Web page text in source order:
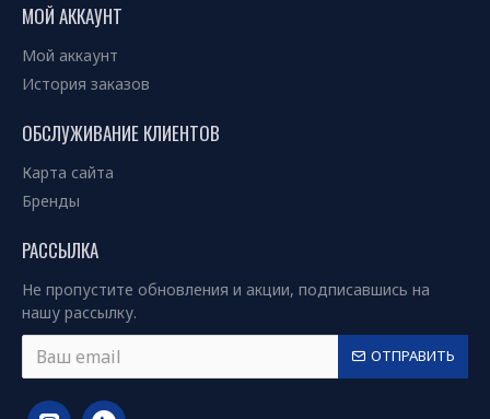
МОЙ АККАУНТ
Мой аккаунт
История заказов
ОБСЛУЖИВАНИЕ КЛИЕНТОВ
Карта сайта
Бренды
РАССЫЛКА
Не пропустите обновления и акции, подписавшись на
нашу рассылку.
ОТПРАВИТЬ